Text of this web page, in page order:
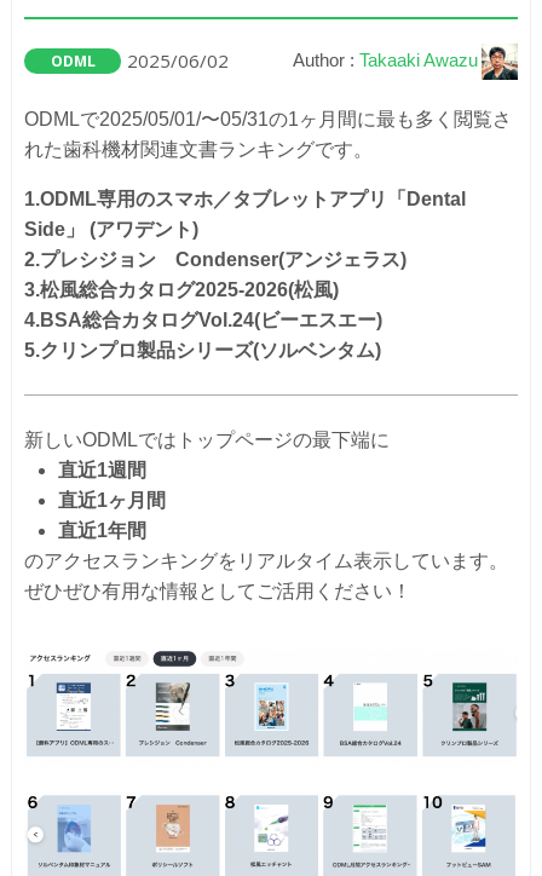
ODML 2025/06/02 Author : Takaaki Awazu
ODMLで2025/05/01/〜05/31の1ヶ月間に最も多く閲覧さ
れた歯科機材関連文書ランキングです。
1.ODML専用のスマホ／タブレットアプリ「Dental
Side」 (アワデント)
2.プレシジョン Condenser(アンジェラス)
3.松風総合カタログ2025-2026(松風)
4.BSA総合カタログVol.24(ビーエスエー)
5.クリンプロ製品シリーズ(ソルベンタム)
新しいODMLではトップページの最下端に
直近1週間
直近1ヶ月間
直近1年間
のアクセスランキングをリアルタイム表示しています。
ぜひぜひ有用な情報としてご活用ください！